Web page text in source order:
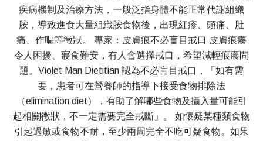
疾病機制及治療方法，一般泛指身體不能正常代謝組織
胺，導致進食大量組織胺食物後，出現紅疹、頭痛、肚
痛、作嘔等徵狀。 專家：皮膚痕不必盲目戒口 皮膚痕癢
令人困擾、寢食難安，有人會選擇戒口，希望減輕痕癢問
題。Violet Man Dietitian 認為不必盲目戒口，「如有需
要，患者可在營養師的指導下接受食物排除法
（elimination diet），有助了解哪些食物及攝入量可能引
起相關徵狀，不一定需要完全戒斷」。 如懷疑某種類食物
引起過敏或食物不耐，至少兩周完全不吃可疑食物。如果